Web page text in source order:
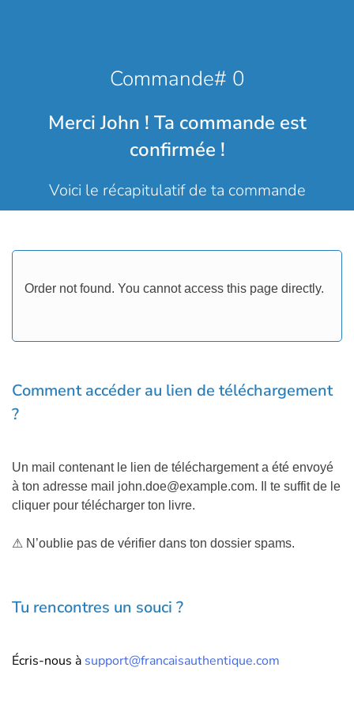
Commande# 0
Merci John ! Ta commande est
confirmée !
Voici le récapitulatif de ta commande
Comment accéder au lien de téléchargement
?
Un mail contenant le lien de téléchargement a été envoyé
à ton adresse mail john.doe@example.com. Il te suffit de le
cliquer pour télécharger ton livre.
⚠ N’oublie pas de vérifier dans ton dossier spams.
Tu rencontres un souci ?
Écris-nous à support@francaisauthentique.com
Order not found. You cannot access this page directly.